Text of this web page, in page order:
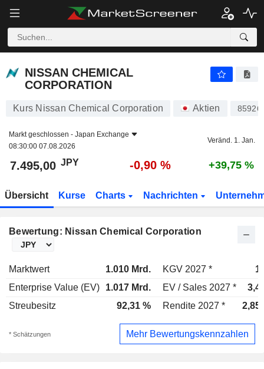
NISSAN CHEMICAL
CORPORATION
Kurs Nissan Chemical Corporation Aktien
Markt geschlossen - Japan Exchange
08:30:00 07.08.2026
Veränd. 1. Jan.
7.495,00 JPY -0,90 % +39,75 %
Übersicht Kurse Charts Nachrichten
Bewertung: Nissan Chemical Corporation
Marktwert 1.010 Mrd. KGV 2027 *
Enterprise Value (EV)
1.017 Mrd. EV / Sales 2027 *
Streubesitz
92,31 % Rendite 2027 * 2,85
* Schätzungen Mehr Bewertungskennzahlen